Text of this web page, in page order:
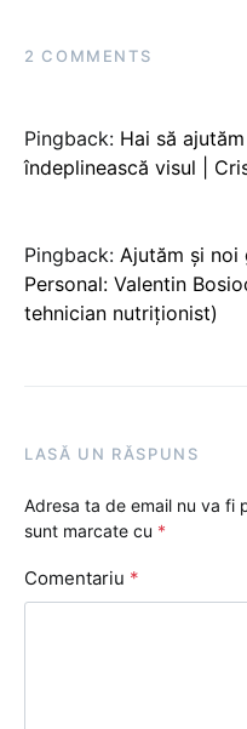
2 COMMENTS
Pingback: Hai să
îndeplinească visul |
Pingback: Ajutăm și noi
Personal: Valentin
tehnician nutriționist)
LASĂ UN RĂSPUNS
Adresa ta de email nu va fi
sunt marcate cu *
Comentariu *